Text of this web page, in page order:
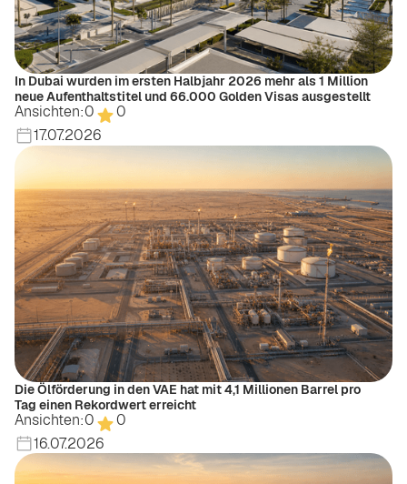
In Dubai wurden im ersten Halbjahr 2026 mehr als 1 Million
neue Aufenthaltstitel und 66.000 Golden Visas ausgestellt
Ansichten:0
0
17.07.2026
Die Ölförderung in den VAE hat mit 4,1 Millionen Barrel pro
Tag einen Rekordwert erreicht
Ansichten:0
0
16.07.2026